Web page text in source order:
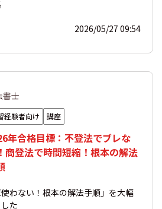
2026/05/27 09:54
書士
経験者向け 講座
年合格目標：不登法でブレな
商登法で時間短縮！根本の解法
使わない！根本の解法手順」を大幅
た